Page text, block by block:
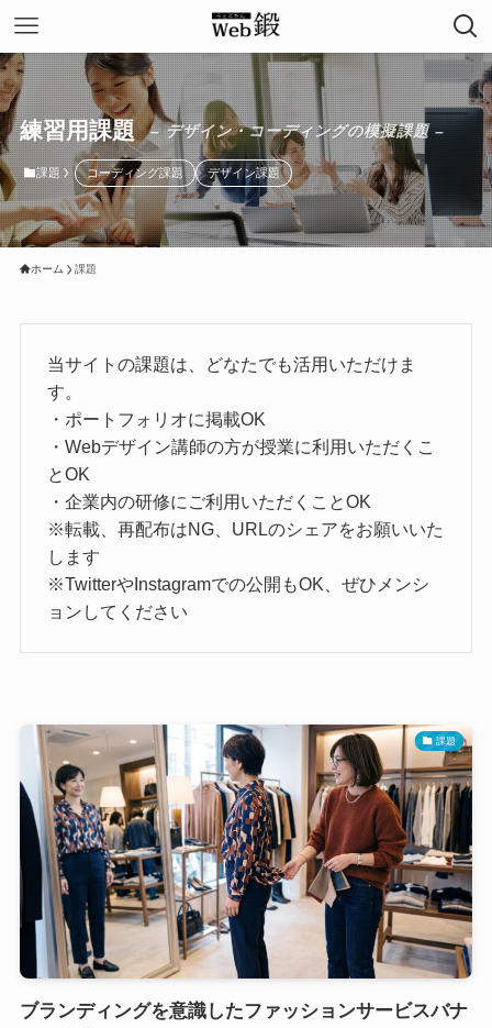
練習用課題 – デザイン・コーディングの模擬課題 –
課題 コーディング課題 デザイン課題
ホーム 課題
当サイトの課題は、どなたでも活用いただけま
す。
・ポートフォリオに掲載OK
・Webデザイン講師の方が授業に利用いただくこ
とOK
・企業内の研修にご利用いただくことOK
※転載、再配布はNG、URLのシェアをお願いいた
します
※TwitterやInstagramでの公開もOK、ぜひメンシ
ョンしてください
課題
ブランディングを意識したファッションサービスバナ